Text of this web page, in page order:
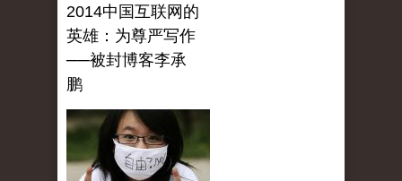
2014中国互联网的
英雄：为尊严写作
──被封博客李承
鹏